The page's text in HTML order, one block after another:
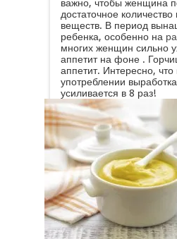
важно, чтобы женщина
достаточное
веществ. В период
ребенка, особенно на
многих женщин сильно
аппетит на фоне .
аппетит. Интересно, что
употреблении
усиливается в 8 раз!